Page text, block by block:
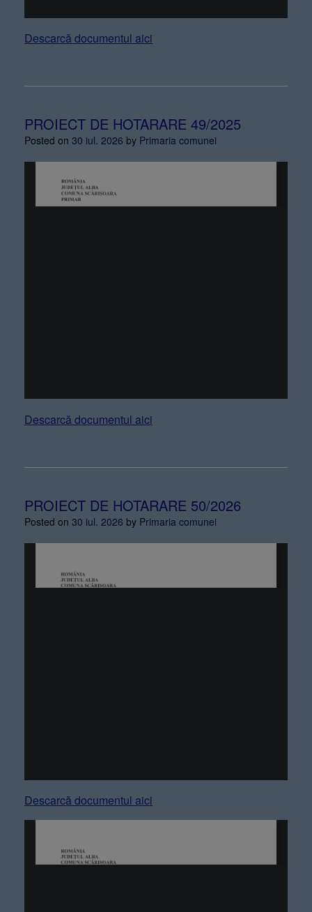
Descarcă documentul aici
PROIECT DE HOTARARE 49/2025
Posted on 30 iul. 2026 by Primaria comunei
Descarcă documentul aici
PROIECT DE HOTARARE 50/2026
Posted on 30 iul. 2026 by Primaria comunei
Descarcă documentul aici